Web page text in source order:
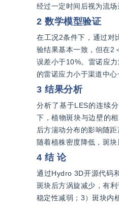
经过一定时间后视为流
2 数学模型验证
在工况2条件下，通过对
验结果基本一致，但在2
误差小于10%。雷诺应
的雷诺应力小于渠道中
3 结果分析
分析了基于LES的连续
下，植物斑块与边壁的
后方湍动分布的影响随
随着植株密度降低，斑
4 结 论
通过Hydro 3D开源代码
斑块后方涡旋减少，有
稳定性减弱；3）斑块内